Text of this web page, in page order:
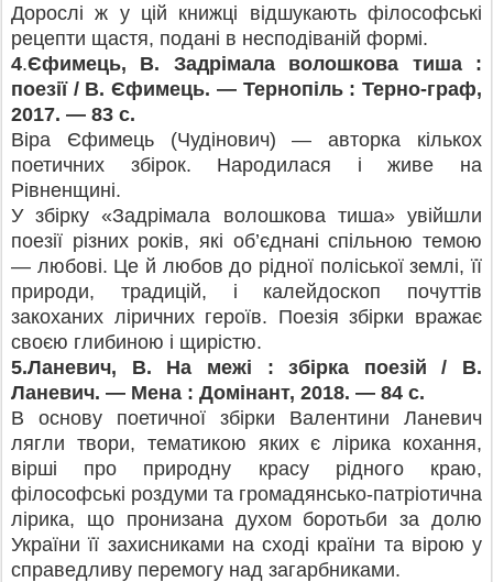
Дорослі ж у цій книжці відшукають філософські
рецепти щастя, подані в несподіваній формі.
4.Єфимець, В. Задрімала волошкова тиша :
поезії / В. Єфимець. — Тернопіль : Терно-граф,
2017. — 83 с.
Віра Єфимець (Чудінович) — авторка кількох
поетичних збірок. Народилася і живе на
Рівненщині.
У збірку «Задрімала волошкова тиша» увійшли
поезії різних років, які об’єднані спільною темою
— любові. Це й любов до рідної поліської землі, її
природи, традицій, і калейдоскоп почуттів
закоханих ліричних героїв. Поезія збірки вражає
своєю глибиною і щирістю.
5.Ланевич, В. На межі : збірка поезій / В.
Ланевич. — Мена : Домінант, 2018. — 84 с.
В основу поетичної збірки Валентини Ланевич
лягли твори, тематикою яких є лірика кохання,
вірші про природну красу рідного краю,
філософські роздуми та громадянсько-патріотична
лірика, що пронизана духом боротьби за долю
України її захисниками на сході країни та вірою у
справедливу перемогу над загарбниками.